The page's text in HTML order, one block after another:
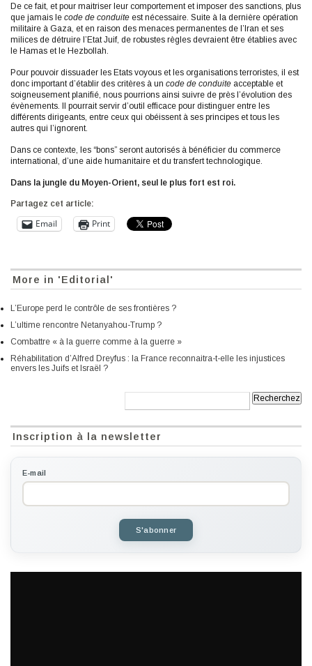
De ce fait, et pour maitriser leur comportement et imposer des sanctions, plus
que jamais le code de conduite est nécessaire. Suite à la dernière opération
militaire à Gaza, et en raison des menaces permanentes de l’Iran et ses
milices de détruire l’Etat Juif, de robustes règles devraient être établies avec
le Hamas et le Hezbollah.
Pour pouvoir dissuader les Etats voyous et les organisations terroristes, il est
donc important d’établir des critères à un code de conduite acceptable et
soigneusement planifié, nous pourrions ainsi suivre de près l’évolution des
évènements. Il pourrait servir d’outil efficace pour distinguer entre les
différents dirigeants, entre ceux qui obéissent à ses principes et tous les
autres qui l’ignorent.
Dans ce contexte, les “bons” seront autorisés à bénéficier du commerce
international, d’une aide humanitaire et du transfert technologique.
Dans la jungle du Moyen-Orient, seul le plus fort est roi.
Partagez cet article:
Email Print
More in 'Editorial'
L’Europe perd le contrôle de ses frontières ?
L’ultime rencontre Netanyahou-Trump ?
Combattre « à la guerre comme à la guerre »
Réhabilitation d’Alfred Dreyfus : la France reconnaitra-t-elle les injustices
envers les Juifs et Israël ?
Recherche:
Inscription à la newsletter
E-mail
S'abonner